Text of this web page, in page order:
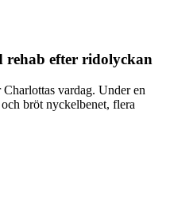
rehab efter ridolyckan
vardag. Under en
bröt nyckelbenet, flera